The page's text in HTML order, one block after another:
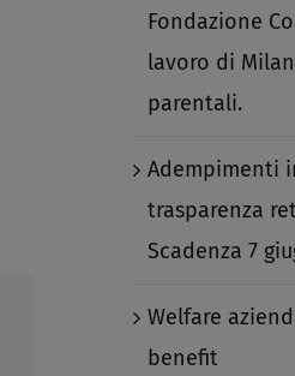
Fondazione
lavoro di
parentali.​
Adempimenti
trasparenza
Scadenza 7
Welfare
benefit​